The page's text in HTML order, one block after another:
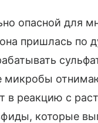
опасной для
пришлась по
микробы
в реакцию с
которые